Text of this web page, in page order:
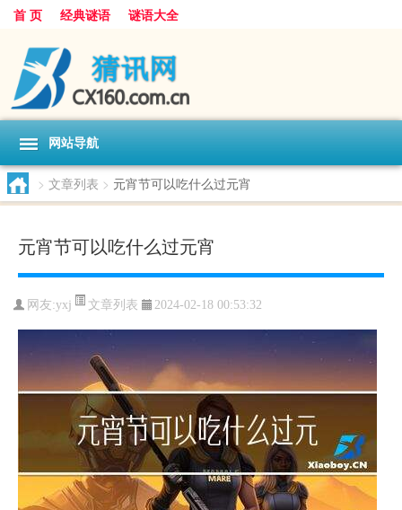
首 页 经典谜语 谜语大全
网站导航
> 文章列表 > 元宵节可以吃什么过元宵
元宵节可以吃什么过元宵
网友:yxj 文章列表 2024-02-18 00:53:32